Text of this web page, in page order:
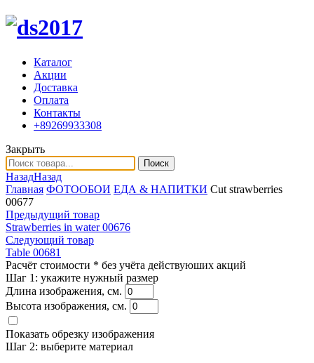
Каталог
Акции
Доставка
Оплата
Контакты
+89269933308
Закрыть
Поиск
НазадНазад
Главная ФОТООБОИ ЕДА & НАПИТКИ Cut strawberries
00677
Предыдущий товар
Strawberries in water 00676
Следующий товар
Table 00681
Расчёт стоимости * без учёта действуюших акций
Шаг 1: укажите нужный размер
Длина изображения, см.
Высота изображения, см.
Показать обрезку изображения
Шаг 2: выберите материал